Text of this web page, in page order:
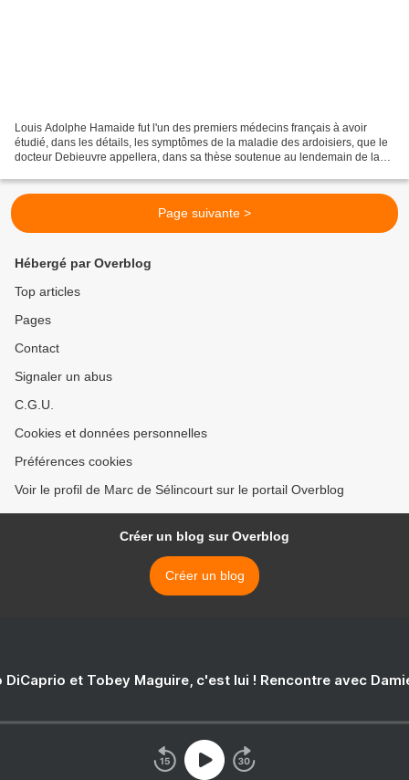
Louis Adolphe Hamaide fut l'un des premiers médecins français à avoir
étudié, dans les détails, les symptômes de la maladie des ardoisiers, que le
docteur Debieuvre appellera, dans sa thèse soutenue au lendemain de la
Page suivante >
Hébergé par Overblog
Top articles
Pages
Contact
Signaler un abus
C.G.U.
Cookies et données personnelles
Préférences cookies
Voir le profil de Marc de Sélincourt sur le portail Overblog
Créer un blog sur Overblog
Créer un blog
DiCaprio et Tobey Maguire, c'est lui ! Rencontre avec